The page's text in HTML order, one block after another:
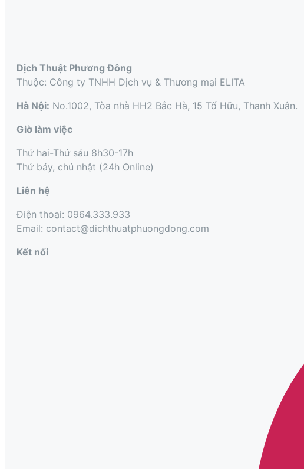
Dịch Thuật Phương Đông
Thuộc: Công ty TNHH Dịch vụ & Thương mại ELITA
Hà Nội: No.1002, Tòa nhà HH2 Bắc Hà, 15 Tố Hữu, Thanh Xuân.
Giờ làm việc
Thứ hai-Thứ sáu 8h30-17h
Thứ bảy, chủ nhật (24h Online)
Liên hệ
Điện thoại: 0964.333.933
Email: contact@dichthuatphuongdong.com
Kết nối